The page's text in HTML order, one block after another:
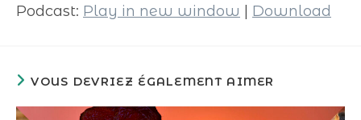
Podcast: Play in new window Download
VOUS DEVRIEZ ÉGALEMENT AIMER